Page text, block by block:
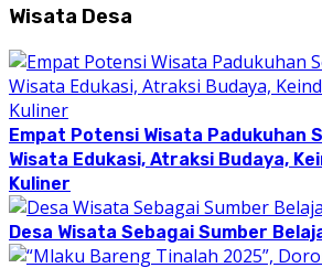
Wisata Desa
Empat Potensi Wisata Padukuhan
Wisata Edukasi, Atraksi Budaya,
Kuliner
Desa Wisata Sebagai Sumber